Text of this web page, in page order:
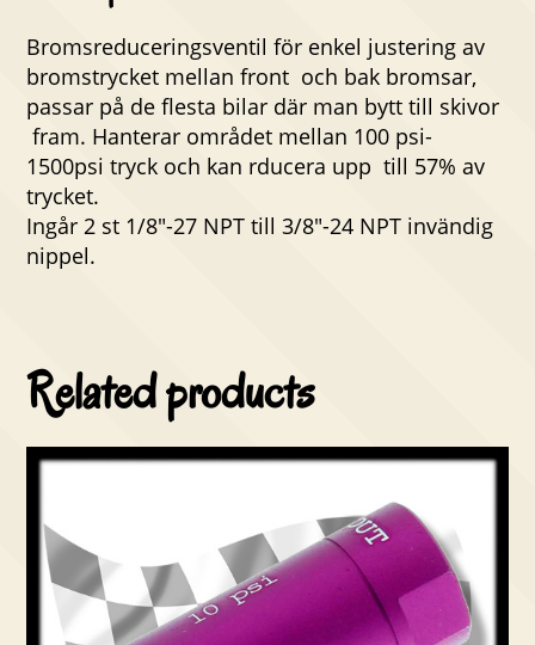
Bromsreduceringsventil för enkel justering av
bromstrycket mellan front och bak bromsar,
passar på de flesta bilar där man bytt till skivor
fram. Hanterar området mellan 100 psi-
1500psi tryck och kan rducera upp till 57% av
trycket.
Ingår 2 st 1/8″-27 NPT till 3/8″-24 NPT invändig
nippel.
Related products